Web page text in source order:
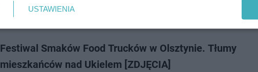
Festiwal Smaków Food Trucków w Olsztynie. Tłumy
mieszkańców nad Ukielem [ZDJĘCIA]
USTAWIENIA